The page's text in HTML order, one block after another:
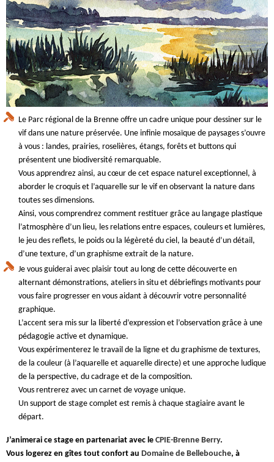
Le Parc régional de la Brenne offre un cadre unique pour dessiner sur le
vif dans une nature préservée. Une infinie mosaïque de paysages s’ouvre
à vous : landes, prairies, roselières, étangs, forêts et buttons qui
présentent une biodiversité remarquable.
Vous apprendrez ainsi, au cœur de cet espace naturel exceptionnel, à
aborder le croquis et l’aquarelle sur le vif en observant la nature dans
toutes ses dimensions.
Ainsi, vous comprendrez comment restituer grâce au langage plastique
l’atmosphère d’un lieu, les relations entre espaces, couleurs et lumières,
le jeu des reflets, le poids ou la légèreté du ciel, la beauté d’un détail,
d’une texture, d’un graphisme extrait de la nature.
Je vous guiderai avec plaisir tout au long de cette découverte en
alternant démonstrations, ateliers in situ et débriefings motivants pour
vous faire progresser en vous aidant à découvrir votre personnalité
graphique.
L’accent sera mis sur la liberté d’expression et l’observation grâce à une
pédagogie active et dynamique.
Vous expérimenterez le travail de la ligne et du graphisme de textures,
de la couleur (à l’aquarelle et aquarelle directe) et une approche ludique
de la perspective, du cadrage et de la composition.
Vous rentrerez avec un carnet de voyage unique.
Un support de stage complet est remis à chaque stagiaire avant le
départ.
J’animerai ce stage en partenariat avec le CPIE-Brenne Berry.
Vous logerez en gîtes tout confort au Domaine de Bellebouche, à